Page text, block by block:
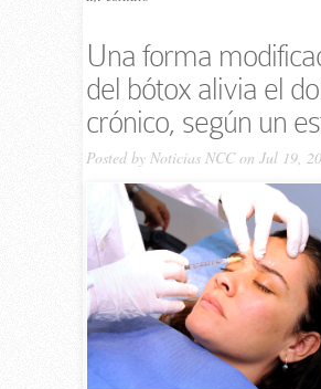
Una forma
del bótox alivia el
crónico, según un
Posted by Noticias NCCon Jul 19,